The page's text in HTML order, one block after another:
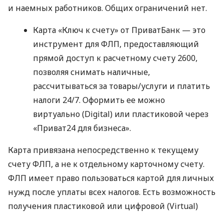
и наемных работников. Общих ограничений нет.
Карта «Ключ к счету» от ПриватБанк — это
инструмент для ФЛП, предоставляющий
прямой доступ к расчетному счету 2600,
позволяя снимать наличные,
рассчитываться за товары/услуги и платить
налоги 24/7. Оформить ее можно
виртуально (Digital) или пластиковой через
«Приват24 для бизнеса».
Карта привязана непосредственно к текущему
счету ФЛП, а не к отдельному карточному счету.
ФЛП имеет право пользоваться картой для личных
нужд после уплаты всех налогов. Есть возможность
получения пластиковой или цифровой (Virtual)